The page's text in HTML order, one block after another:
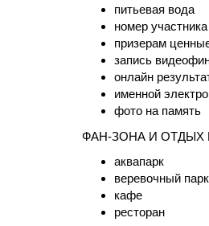
питьевая вода
номер
призерам
запись
онлайн
именной
фото на память
ФАН-ЗОНА И ОТДЫХ
аквапарк
веревочный парк
кафе
ресторан